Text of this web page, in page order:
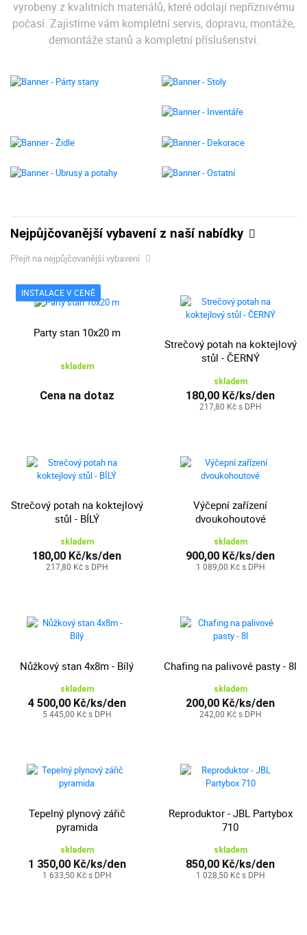
vyrobeny z kvalitních materiálů, které odolají nepříznivému
počasí. Zajistíme vám kompletní servis, dopravu, montáže,
demontáže stanů a kompletní příslušenství.
Nejpůjčovanější vybavení z naší nabídky
Přejít na nejpůjčovanější vybavení
INSTALACE V CENĚ
Party stan 10x20 m
skladem
Cena na dotaz
Strečový potah na koktejlový
stůl - ČERNÝ
skladem
180,00 Kč/ks/den
217,80 Kč s DPH
Strečový potah na koktejlový
stůl - BÍLÝ
skladem
180,00 Kč/ks/den
217,80 Kč s DPH
Výčepní zařízení
dvoukohoutové
skladem
900,00 Kč/ks/den
1 089,00 Kč s DPH
Nůžkový stan 4x8m - Bílý
skladem
4 500,00 Kč/ks/den
5 445,00 Kč s DPH
Chafing na palivové pasty - 8l
skladem
200,00 Kč/ks/den
242,00 Kč s DPH
Tepelný plynový zářič
pyramida
skladem
1 350,00 Kč/ks/den
1 633,50 Kč s DPH
Reproduktor - JBL Partybox
710
skladem
850,00 Kč/ks/den
1 028,50 Kč s DPH